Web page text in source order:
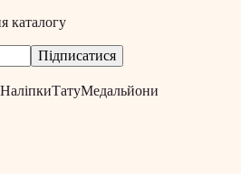
каталогу
Підписатися
НаліпкиТатуМедальйони